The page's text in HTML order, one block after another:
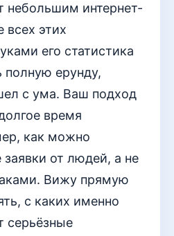
небольшим интернет-
всех этих
его статистика
полную ерунду,
с ума. Ваш подход
время
как можно
от людей, а не
Вижу прямую
с каких именно
серьёзные